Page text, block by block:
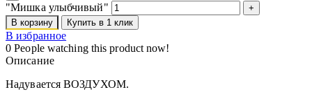
"Мишка улыбчивый"
В корзину Купить в 1 клик
В избранное
0 People watching this product now!
Описание
Надувается ВОЗДУХОМ.